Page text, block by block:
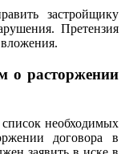
застройщику
Претензия
о расторжении
необходимых
договора в